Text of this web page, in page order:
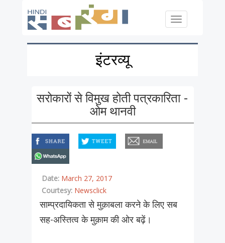
Toggle
इंटरव्यू
सरोकारों से विमुख होती पत्रकारिता -
ओम थानवी
Date: March 27, 2017
Courtesy: Newsclick
साम्प्रदायिकता से मुक़ाबला करने के लिए सब
सह-अस्तित्व के मुक़ाम की ओर बढ़ें।